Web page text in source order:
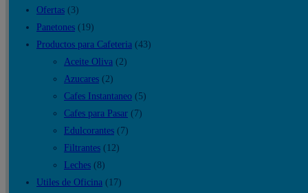
Ofertas (3)
Panetones (19)
Productos para Cafeteria (43)
Aceite Oliva (2)
Azucares (2)
Cafes Instantaneo (5)
Cafes para Pasar (7)
Edulcorantes (7)
Filtrantes (12)
Leches (8)
Utiles de Oficina (17)